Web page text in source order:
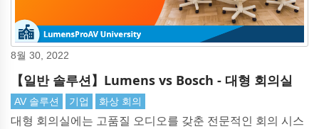
8월 30, 2022
【일반 솔루션】Lumens vs Bosch - 대형 회의실
AV 솔루션 기업 화상 회의
대형 회의실에는 고품질 오디오를 갖춘 전문적인 회의 시스